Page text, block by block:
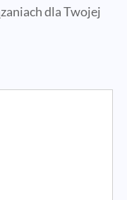
dla Twojej